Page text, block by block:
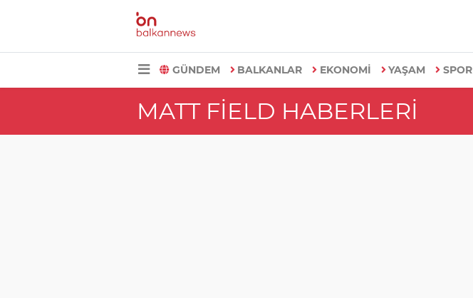
GÜNDEM BALKANLAR EKONOMİ YAŞAM SPOR
MATT FIELD HABERLERI